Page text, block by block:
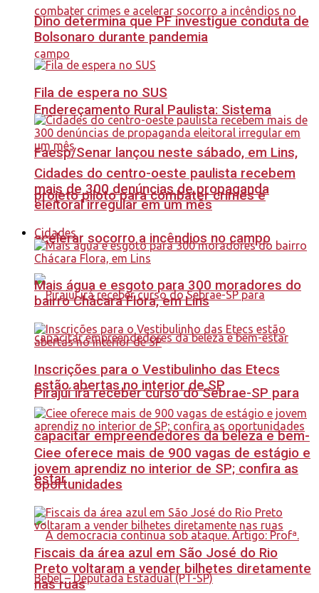
Endereçamento Rural Paulista: Sistema
Faesp/Senar lançou neste sábado, em Lins,
projeto piloto para combater crimes e
acelerar socorro a incêndios no campo
Pirajuí irá receber curso do Sebrae-SP para
capacitar empreendedores da beleza e bem-
estar
Dino determina que PF investigue conduta de
Bolsonaro durante pandemia
Fila de espera no SUS
Cidades do centro-oeste paulista recebem
mais de 300 denúncias de propaganda
eleitoral irregular em um mês
Cidades
Mais água e esgoto para 300 moradores do
bairro Chácara Flora, em Lins
Inscrições para o Vestibulinho das Etecs
estão abertas no interior de SP
Ciee oferece mais de 900 vagas de estágio e
jovem aprendiz no interior de SP; confira as
oportunidades
Fiscais da área azul em São José do Rio
Preto voltaram a vender bilhetes diretamente
nas ruas